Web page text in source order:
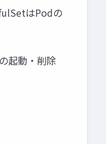
はPodの
起動・削除